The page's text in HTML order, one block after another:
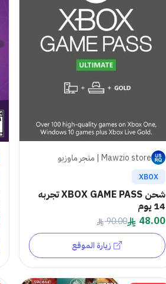
Mawzio store | متجر ماوزيو
XBOX
شحن XBOX GAME PASS تجربه
14 يوم
48.00
90.00
زيارة الموقع